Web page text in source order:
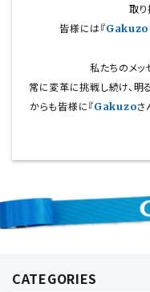
取り
皆様には『Gakuzo
私たちのメッ
常に変革に挑戦し続け、明
からも皆様に『Gakuzoさ
CATEGORIES